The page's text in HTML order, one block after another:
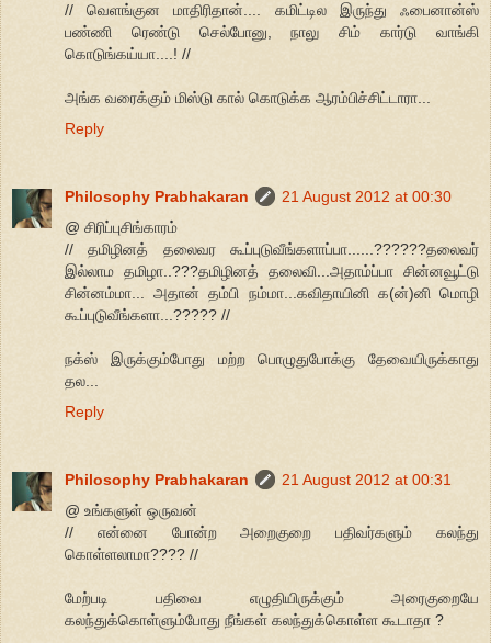
// வெளங்குன மாதிரிதான்.... கமிட்டில இருந்து ஃபைனான்ஸ்
பண்ணி ரெண்டு செல்போனு, நாலு சிம் கார்டு வாங்கி
கொடுங்கய்யா....! //
அங்க வரைக்கும் மிஸ்டு கால் கொடுக்க ஆரம்பிச்சிட்டாரா...
Reply
Philosophy Prabhakaran
21 August 2012 at 00:30
@ சிரிப்புசிங்காரம்
// தமிழினத் தலைவர கூப்புடுவீங்களாப்பா......??????தலைவர்
இல்லாம தமிழா..???தமிழினத் தலைவி...அதாம்ப்பா சின்னவூட்டு
சின்னம்மா... அதான் தம்பி நம்மா...கவிதாயினி க(ன்)னி மொழி
கூப்புடுவீங்களா...????? //
நக்ஸ் இருக்கும்போது மற்ற பொழுதுபோக்கு தேவையிருக்காது
தல...
Reply
Philosophy Prabhakaran
21 August 2012 at 00:31
@ உங்களுள் ஒருவன்
// என்னை போன்ற அறைகுறை பதிவர்களும் கலந்து
கொள்ளலாமா???? //
மேற்படி பதிவை எழுதியிருக்கும் அரைகுறையே
கலந்துக்கொள்ளும்போது நீங்கள் கலந்துக்கொள்ள கூடாதா ?